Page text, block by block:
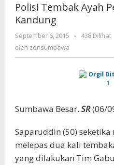
Polisi Tembak Ayah
Kandung
September 6, 2015
oleh
-
438 Dilihat
oleh zensumbawa
Sumbawa Besar, SR(06/
Saparuddin (50)
melepas dua kali
yang dilakukan Tim